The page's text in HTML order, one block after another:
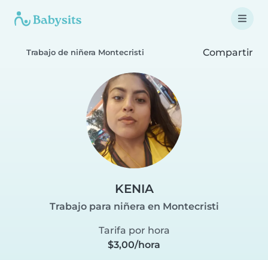
Trabajo de niñera Montecristi Compartir
KENIA
Trabajo para niñera en Montecristi
Tarifa por hora
$3,00/hora